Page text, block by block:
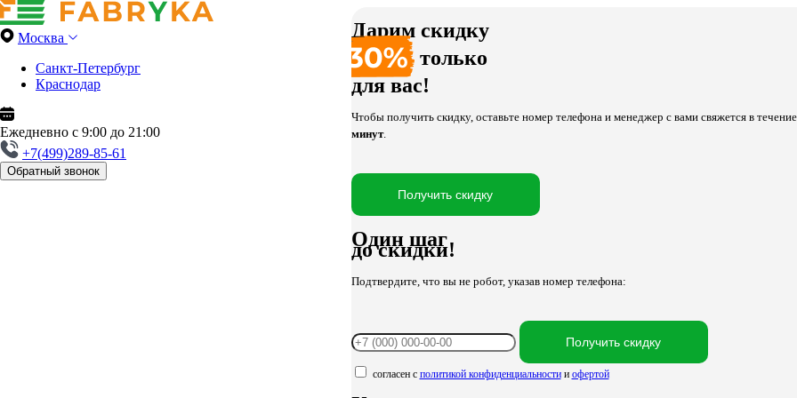
Дарим скидку
только
для вас!
Чтобы получить скидку, оставьте номер телефона и менеджер с вами свяжется в
минут.
Получить скидку
Один шаг
до скидки!
Подтвердите, что вы не робот, указав номер телефона:
Получить скидку
согласен с политикой конфиденциальностии офертой
Москва
Санкт-Петербург
Краснодар
Ежедневно с 9:00 до 21:00
+7(499)289-85-61
Обратный звонок